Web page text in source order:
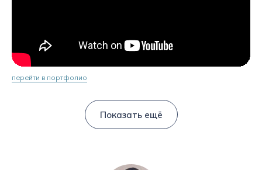
перейти в портфолио
Показать ещё